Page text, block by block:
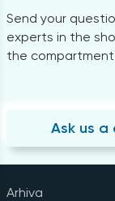
Send your
experts in the
the compartment
Ask us a
Arhiva